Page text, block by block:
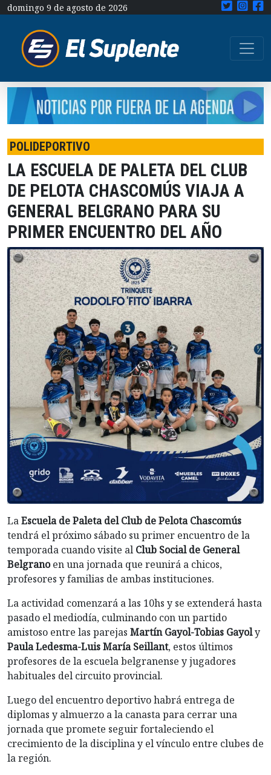
domingo 9 de agosto de 2026
POLIDEPORTIVO
LA ESCUELA DE PALETA DEL CLUB
DE PELOTA CHASCOMÚS VIAJA A
GENERAL BELGRANO PARA SU
PRIMER ENCUENTRO DEL AÑO
LaEscuela de Paleta del Club de Pelota Chascomús
tendrá el próximo sábado su primer encuentro de la
temporada cuando visite al Club Social de General
Belgranoen una jornada que reunirá a chicos,
profesores y familias de ambas instituciones.
La actividad comenzará a las 10hs y se extenderá hasta
pasado el mediodía, culminando con un partido
amistoso entre las parejas Martín Gayol-Tobias Gayoly
Paula Ledesma-Luis María Seillant, estos últimos
profesores de la escuela belgranense y jugadores
habituales del circuito provincial.
Luego del encuentro deportivo habrá entrega de
diplomas y almuerzo a la canasta para cerrar una
jornada que promete seguir fortaleciendo el
crecimiento de la disciplina y el vínculo entre clubes de
la región.